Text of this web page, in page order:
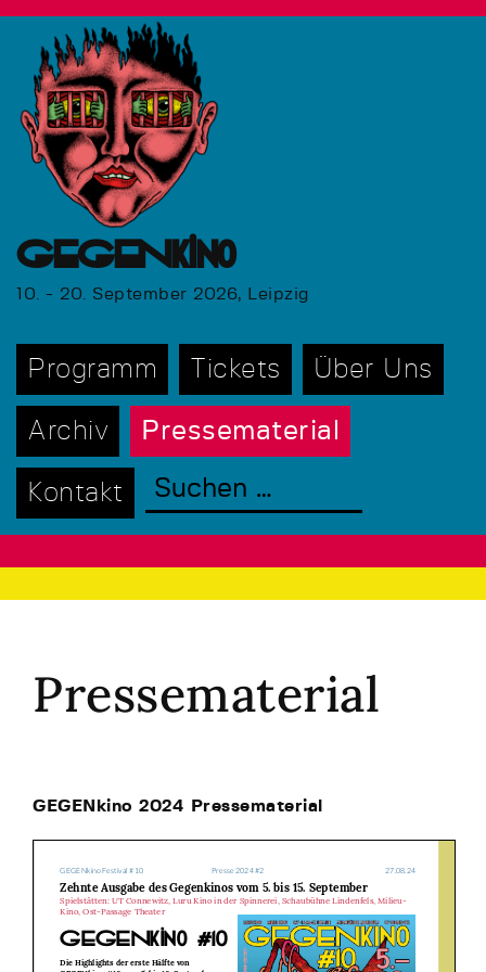
GEGENkino
10. - 20. September 2026, Leipzig
Programm Tickets Über Uns
Archiv Pressematerial
Kontakt
Pressematerial
GEGENkino 2024 Pressematerial